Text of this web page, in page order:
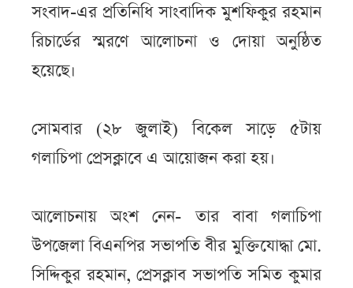
সংবাদ-এর প্রতিনিধি সাংবাদিক মুশফিকুর রহমান
রিচার্ডের স্মরণে আলোচনা ও দোয়া অনুষ্ঠিত
হয়েছে।
সোমবার (২৮ জুলাই) বিকেল সাড়ে ৫টায়
গলাচিপা প্রেসক্লাবে এ আয়োজন করা হয়।
আলোচনায় অংশ নেন- তার বাবা গলাচিপা
উপজেলা বিএনপির সভাপতি বীর মুক্তিযোদ্ধা মো.
সিদ্দিকুর রহমান, প্রেসক্লাব সভাপতি সমিত কুমার